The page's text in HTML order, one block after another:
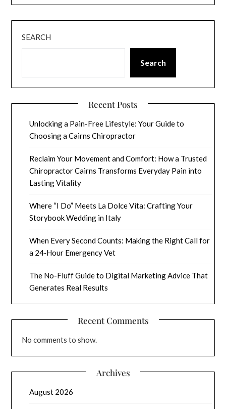
SEARCH
Search
Recent Posts
Unlocking a Pain-Free Lifestyle: Your Guide to
Choosing a Cairns Chiropractor
Reclaim Your Movement and Comfort: How a Trusted
Chiropractor Cairns Transforms Everyday Pain into
Lasting Vitality
Where “I Do” Meets La Dolce Vita: Crafting Your
Storybook Wedding in Italy
When Every Second Counts: Making the Right Call for
a 24‑Hour Emergency Vet
The No-Fluff Guide to Digital Marketing Advice That
Generates Real Results
Recent Comments
No comments to show.
Archives
August 2026